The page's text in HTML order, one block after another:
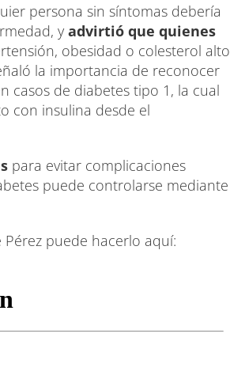
persona sin síntomas debería
y advirtió que quienes
obesidad o colesterol alto
la importancia de reconocer
casos de diabetes tipo 1, la cual
con insulina desde el
para evitar complicaciones
puede controlarse mediante
Pérez puede hacerlo aquí: